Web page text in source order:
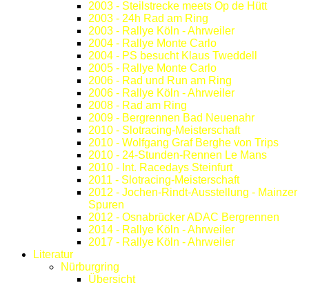
2003 - Steilstrecke meets Op de Hütt
2003 - 24h Rad am Ring
2003 - Rallye Köln - Ahrweiler
2004 - Rallye Monte Carlo
2004 - PS besucht Klaus Tweddell
2005 - Rallye Monte Carlo
2006 - Rad und Run am Ring
2006 - Rallye Köln - Ahrweiler
2008 - Rad am Ring
2009 - Bergrennen Bad Neuenahr
2010 - Slotracing-Meisterschaft
2010 - Wolfgang Graf Berghe von Trips
2010 - 24-Stunden-Rennen Le Mans
2010 - Int. Racedays Steinfurt
2011 - Slotracing-Meisterschaft
2012 - Jochen-Rindt-Ausstellung - Mainzer
Spuren
2012 - Osnabrücker ADAC Bergrennen
2014 - Rallye Köln - Ahrweiler
2017 - Rallye Köln - Ahrweiler
Literatur
Nürburgring
Übersicht